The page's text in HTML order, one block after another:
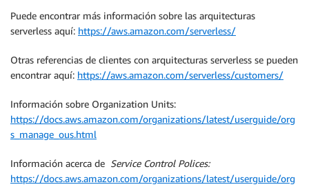
Puede encontrar más información sobre las arquitecturas
serverless aquí: https://aws.amazon.com/serverless/
Otras referencias de clientes con arquitecturas serverless se pueden
encontrar aquí: https://aws.amazon.com/serverless/customers/
Información sobre Organization Units:
https://docs.aws.amazon.com/organizations/latest/userguide/org
s_manage_ous.html
Información acerca de Service Control Polices:
https://docs.aws.amazon.com/organizations/latest/userguide/org